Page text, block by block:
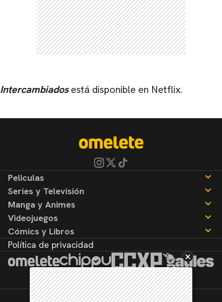
Intercambiadosestá disponible en Netflix.
Peliculas
Noticias
Reseñas
Series y Televisión
Noticias
Reseñas
Manga y Animes
Noticias
Reseñas
Videojuegos
Noticias
Reseñas
Cómics y Libros
Noticias
Reseñas
Política de privacidad